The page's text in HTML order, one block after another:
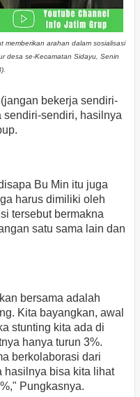
memberikan arahan dalam sosialisasi
desa se-Kecamatan Sidayu, Senin
bekerja sendiri-
sendiri-sendiri, hasilnya
Bu Min itu juga
harus dimiliki oleh
tersebut bermakna
satu sama lain dan
bersama adalah
Kita bayangkan, awal
stunting kita ada di
hanya turun 3%.
berkolaborasi dari
hasilnya bisa kita lihat
Pungkasnya.